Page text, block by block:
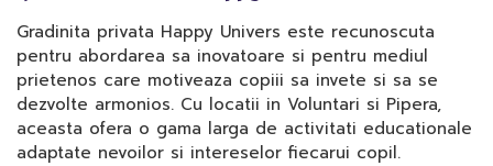
Gradinita privata Happy Univers este recunoscuta
pentru abordarea sa inovatoare si pentru mediul
prietenos care motiveaza copiii sa invete si sa se
dezvolte armonios. Cu locatii in Voluntari si Pipera,
aceasta ofera o gama larga de activitati educationale
adaptate nevoilor si intereselor fiecarui copil.